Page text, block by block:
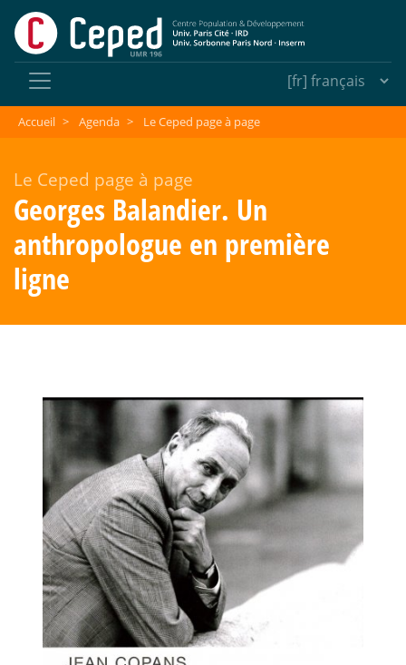
Accueil > Agenda > Le Ceped page à page
Le Ceped page à page
Georges Balandier. Un
anthropologue en première
ligne